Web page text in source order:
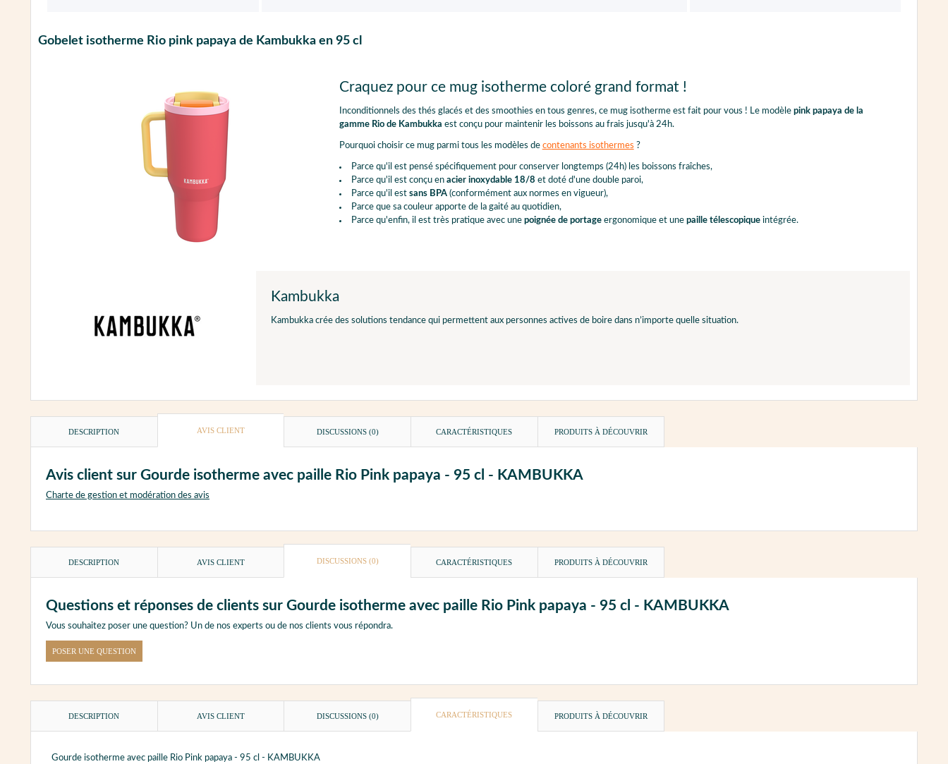
Gobelet isotherme Rio pink papaya de Kambukka en 95 cl
Craquez pour ce mug isotherme coloré grand format !
Inconditionnels des thés glacés et des smoothies en tous genres, ce mug isotherme est fait pour vous ! Le modèle pink papaya de la
gamme Rio de Kambukka est conçu pour maintenir les boissons au frais jusqu'à 24h.
Pourquoi choisir ce mug parmi tous les modèles de contenants isothermes ?
Parce qu'il est pensé spécifiquement pour conserver longtemps (24h) les boissons fraîches,
Parce qu'il est conçu en acier inoxydable 18/8 et doté d'une double paroi,
Parce qu'il est sans BPA(conformément aux normes en vigueur),
Parce que sa couleur apporte de la gaité au quotidien,
Parce qu'enfin, il est très pratique avec une poignée de portageergonomique et une paille télescopiqueintégrée.
Kambukka
Kambukka crée des solutions tendance qui permettent aux personnes actives de boire dans n’importe quelle situation.
DESCRIPTION AVIS CLIENT DISCUSSIONS (0) CARACTÉRISTIQUES PRODUITS À DÉCOUVRIR
Avis client sur Gourde isotherme avec paille Rio Pink papaya - 95 cl - KAMBUKKA
Charte de gestion et modération des avis
DESCRIPTION AVIS CLIENT DISCUSSIONS (0) CARACTÉRISTIQUES PRODUITS À DÉCOUVRIR
Questions et réponses de clients sur Gourde isotherme avec paille Rio Pink papaya - 95 cl - KAMBUKKA
Vous souhaitez poser une question? Un de nos experts ou de nos clients vous répondra.
POSER UNE QUESTION
DESCRIPTION AVIS CLIENT DISCUSSIONS (0) CARACTÉRISTIQUES PRODUITS À DÉCOUVRIR
Gourde isotherme avec paille Rio Pink papaya - 95 cl - KAMBUKKA